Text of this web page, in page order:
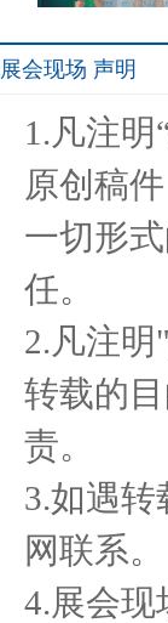
中国
中国人寿财险青
展会现场 声明
1.凡注
原创稿
一切形
任。
2.凡注
转载的
责。
3.如遇
网联系。
4.展会